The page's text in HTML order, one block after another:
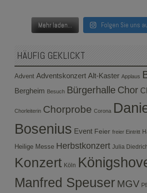
Mehr laden... Folgen Sie uns
HÄUFIG GEKLICKT
Advent Adventskonzert Alt-Kaster Applaus
Bergheim Besuch Bürgerhalle Chor
Chorleiterin Chorprobe Corona
Bosenius Event Feier freier Eintritt
Heilige Messe Herbstkonzert Julia
Konzert Köln
Manfred Speuser MGV